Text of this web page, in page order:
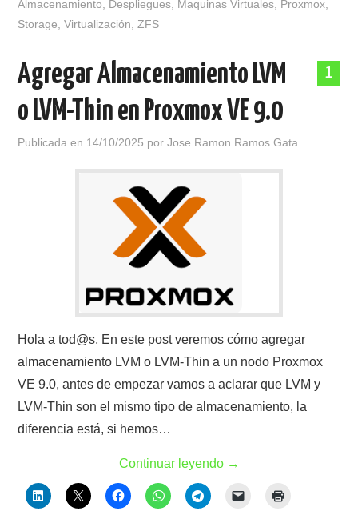
Almacenamiento
Despliegues Maquinas Virtuales Proxmox
Storage ,Virtualización ZFS
1
Agregar Almacenamiento LVM
o LVM-Thin en Proxmox VE 9.0
Publicada en 14/10/2025 porJose Ramon Ramos Gata
Hola a tod@s, En este post veremos cómo agregar
almacenamiento LVM o LVM-Thin a un nodo Proxmox
VE 9.0, antes de empezar vamos a aclarar que LVM y
LVM-Thin son el mismo tipo de almacenamiento, la
diferencia está, si hemos…
Continuar leyendo →